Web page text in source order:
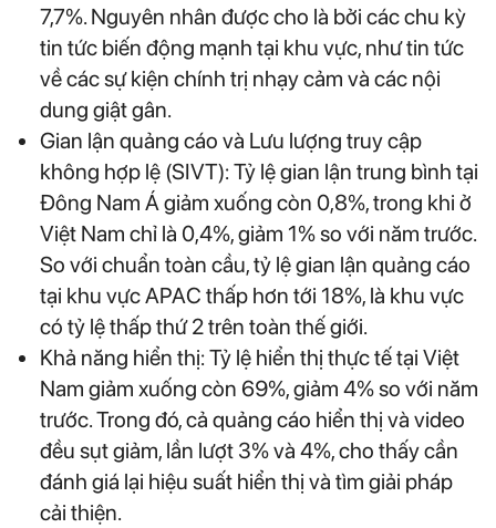
7,7%. Nguyên nhân được cho là bởi các chu kỳ
tin tức biến động mạnh tại khu vực, như tin tức
về các sự kiện chính trị nhạy cảm và các nội
dung giật gân.
Gian lận quảng cáo và Lưu lượng truy cập
không hợp lệ (SIVT): Tỷ lệ gian lận trung bình tại
Đông Nam Á giảm xuống còn 0,8%, trong khi ở
Việt Nam chỉ là 0,4%, giảm 1% so với năm trước.
So với chuẩn toàn cầu, tỷ lệ gian lận quảng cáo
tại khu vực APAC thấp hơn tới 18%, là khu vực
có tỷ lệ thấp thứ 2 trên toàn thế giới.
Khả năng hiển thị: Tỷ lệ hiển thị thực tế tại Việt
Nam giảm xuống còn 69%, giảm 4% so với năm
trước. Trong đó, cả quảng cáo hiển thị và video
đều sụt giảm, lần lượt 3% và 4%, cho thấy cần
đánh giá lại hiệu suất hiển thị và tìm giải pháp
cải thiện.